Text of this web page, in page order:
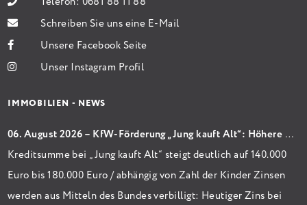
Schreiben Sie uns eine E-Mail
Unsere Facebook Seite
Unser Instagram Profil
IMMOBILIEN - NEWS
06. August 2026 – KfW-Förderung „Jung kauft Alt“: Höhere Kredite ab August 2026
Kreditsumme bei „Jung kauft Alt“ steigt deutlich auf 140.000
Euro bis 180.000 Euro / abhängig von Zahl der Kinder Zinsen
werden aus Mitteln des Bundes verbilligt: Heutiger Zins bei